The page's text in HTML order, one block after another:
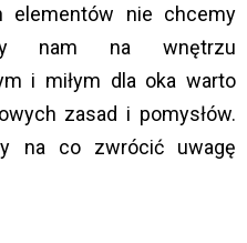
elementów nie chcemy
nam na wnętrzu
i miłym dla oka warto
zasad i pomysłów.
na co zwrócić uwagę